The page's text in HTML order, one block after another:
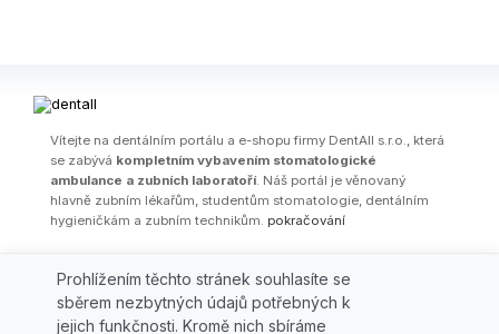
Ví­tejte na dentálním portálu a e-shopu firmy DentAll s.r.o., která
se zabývá kompletním vybavením stomatologické
ambulance a zubních laboratoří. Náš portál je věnovaný
hlavně zubním lékařům, studentům stomatologie, dentálním
hygieničkám a zubním technikům. pokračování
LETÁKY|ŠKOLENÍ / WEBINÁŘE | ODBORNÉ ČLÁNKY
VÝPRODEJ
Prohlížením těchto stránek souhlasíte se
sběrem nezbytných údajů potřebných k
jejich funkčnosti. Kromě nich sbíráme